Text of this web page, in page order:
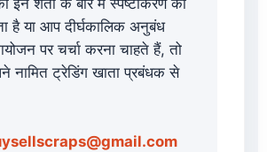
इन शर्तों के बारे में स्पष्टीकरण की
है या आप दीर्घकालिक अनुबंध
पर चर्चा करना चाहते हैं, तो
नामित ट्रेडिंग खाता प्रबंधक से